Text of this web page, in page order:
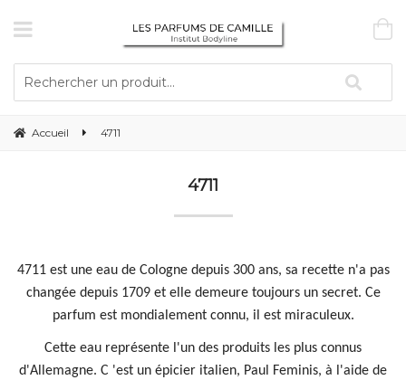
Accueil 4711
4711
4711 est une eau de Cologne depuis 300 ans, sa recette n'a pas
changée depuis 1709 et elle demeure toujours un secret. Ce
parfum est mondialement connu, il est miraculeux.
Cette eau représente l'un des produits les plus connus
d'Allemagne. C 'est un épicier italien, Paul Feminis, à l'aide de